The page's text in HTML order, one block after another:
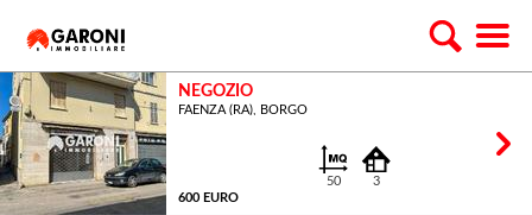
NEGOZIO
FAENZA (RA), BORGO
600 EURO
50 3